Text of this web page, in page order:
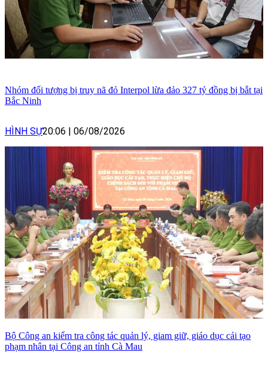
Nhóm đối tượng bị truy nã đỏ Interpol lừa đảo 327 tỷ đồng bị bắt tại
Bắc Ninh
HÌNH SỰ20:06 | 06/08/2026
Bộ Công an kiểm tra công tác quản lý, giam giữ, giáo dục cải tạo
phạm nhân tại Công an tỉnh Cà Mau